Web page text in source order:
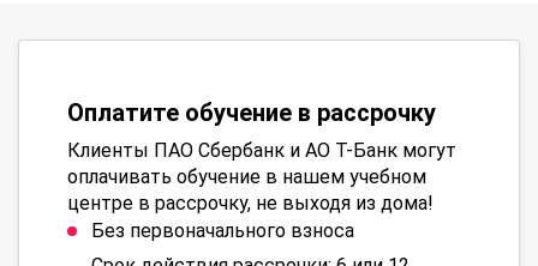
Оплатите обучение в рассрочку
Клиенты ПАО Сбербанк и АО Т-Банк могут
оплачивать обучение в нашем учебном
центре в рассрочку, не выходя из дома!
Без первоначального взноса